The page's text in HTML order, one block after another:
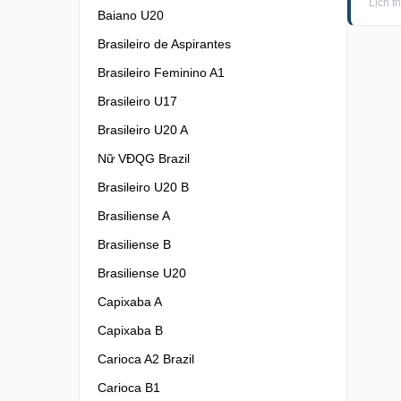
Baiano U20
Brasileiro de Aspirantes
Brasileiro Feminino A1
Brasileiro U17
Brasileiro U20 A
Nữ VĐQG Brazil
Brasileiro U20 B
Brasiliense A
Brasiliense B
Brasiliense U20
Capixaba A
Capixaba B
Carioca A2 Brazil
Carioca B1
Lịch